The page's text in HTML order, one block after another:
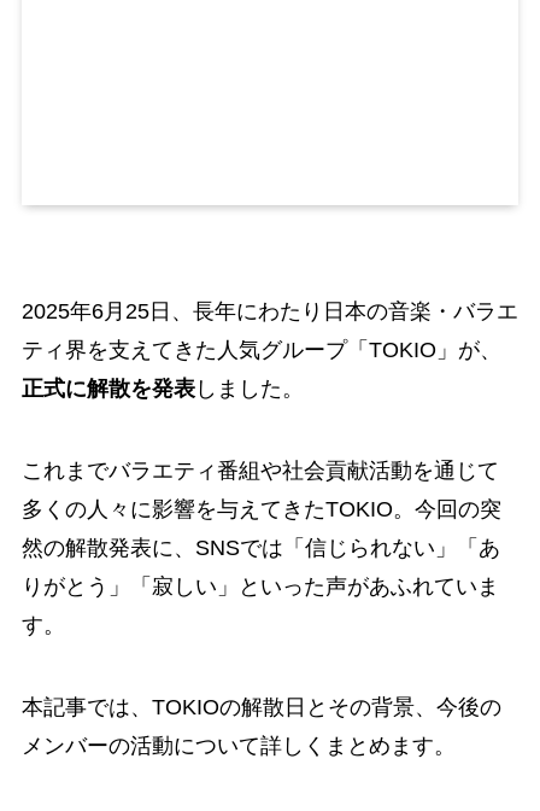
2025年6月25日、長年にわたり日本の音楽・バラエ
ティ界を支えてきた人気グループ「TOKIO」が、
正式に解散を発表しました。
これまでバラエティ番組や社会貢献活動を通じて
多くの人々に影響を与えてきたTOKIO。今回の突
然の解散発表に、SNSでは「信じられない」「あ
りがとう」「寂しい」といった声があふれていま
す。
本記事では、TOKIOの解散日とその背景、今後の
メンバーの活動について詳しくまとめます。